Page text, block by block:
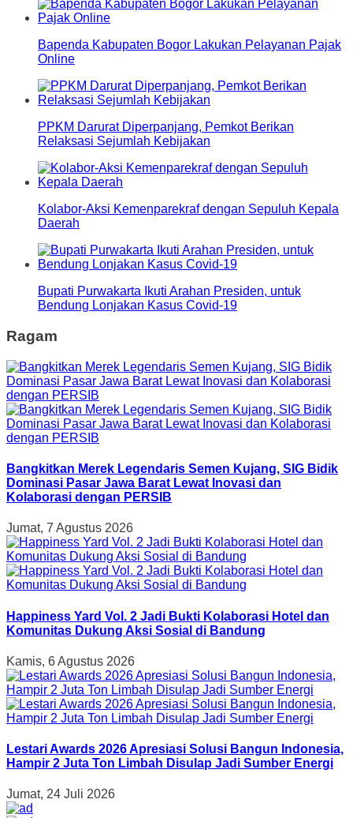
Bapenda Kabupaten Bogor Lakukan Pelayanan Pajak
Online
PPKM Darurat Diperpanjang, Pemkot Berikan
Relaksasi Sejumlah Kebijakan
Kolabor-Aksi Kemenparekraf dengan Sepuluh Kepala
Daerah
Bupati Purwakarta Ikuti Arahan Presiden, untuk
Bendung Lonjakan Kasus Covid-19
Ragam
Bangkitkan Merek Legendaris Semen Kujang, SIG Bidik
Dominasi Pasar Jawa Barat Lewat Inovasi dan
Kolaborasi dengan PERSIB
Jumat, 7 Agustus 2026
Happiness Yard Vol. 2 Jadi Bukti Kolaborasi Hotel dan
Komunitas Dukung Aksi Sosial di Bandung
Kamis, 6 Agustus 2026
Lestari Awards 2026 Apresiasi Solusi Bangun Indonesia,
Hampir 2 Juta Ton Limbah Disulap Jadi Sumber Energi
Jumat, 24 Juli 2026